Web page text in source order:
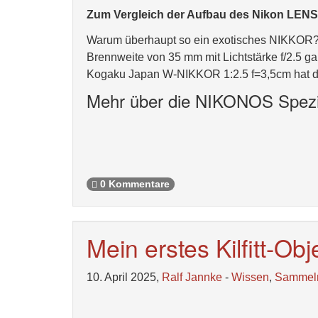
Zum Vergleich der Aufbau des Nikon
Warum überhaupt so ein exotisches
Brennweite von 35 mm mit Lichtstärke f/2.5
Kogaku Japan W-NIKKOR 1:2.5 f=3,5cm
Mehr über die NIKONOS
0 Kommentare
Mein erstes Kilfitt-
10. April 2025, Ralf Jannke - Wissen,